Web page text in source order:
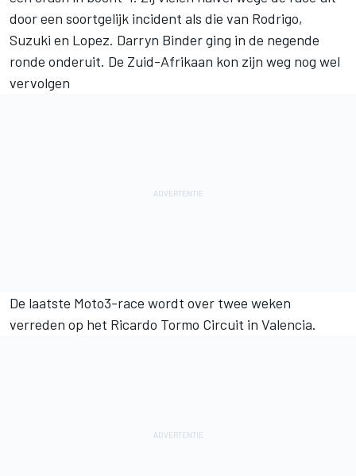
door een soortgelijk incident als die van Rodrigo,
Suzuki en Lopez. Darryn Binder ging in de negende
ronde onderuit. De Zuid-Afrikaan kon zijn weg nog wel
vervolgen
De laatste Moto3-race wordt over twee weken
verreden op het Ricardo Tormo Circuit in Valencia.